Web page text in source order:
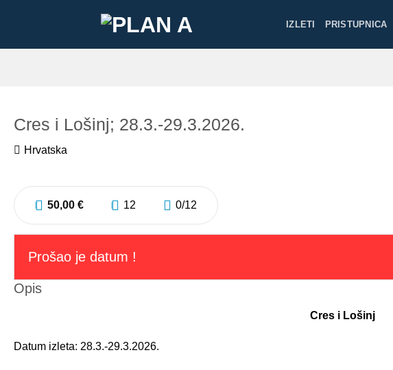
IZLETI PRISTUPNICA
Cres i Lošinj; 28.3.-29.3.2026.
Hrvatska
50,00 € 12 0/12
Prošao je datum !
Opis
Cres i Lošinj
Datum izleta: 28.3.-29.3.2026.